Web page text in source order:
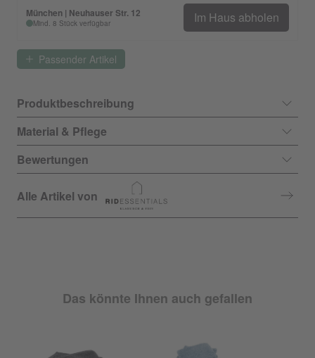
München | Neuhauser Str. 12
Mind. 8 Stück verfügbar Im Haus abholen
Passender Artikel
Produktbeschreibung
Material & Pflege
Bewertungen
Alle Artikel von
Das könnte Ihnen auch gefallen